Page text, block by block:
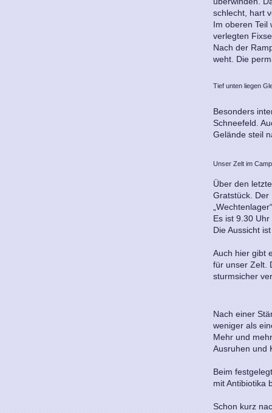
schlecht, hart
Im oberen Teil
verlegten
Nach der
weht. Die
Tief unten liegen
Besonders
Schneefeld.
Gelände steil
Unser Zelt im
Über den
Gratstück. Der
Es ist 9.30
Die Aussicht
Auch hier gibt
für unser Zelt.
sturmsicher
Nach einer
weniger als
Mehr und
Ausruhen und
Beim
mit Antibiotika
Schon kurz